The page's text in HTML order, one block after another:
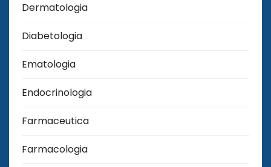
Dermatologia
Diabetologia
Ematologia
Endocrinologia
Farmaceutica
Farmacologia